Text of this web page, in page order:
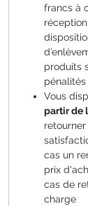
francs à
produits
pénalités
Vous
partir de
cas un
prix
cas de
charge